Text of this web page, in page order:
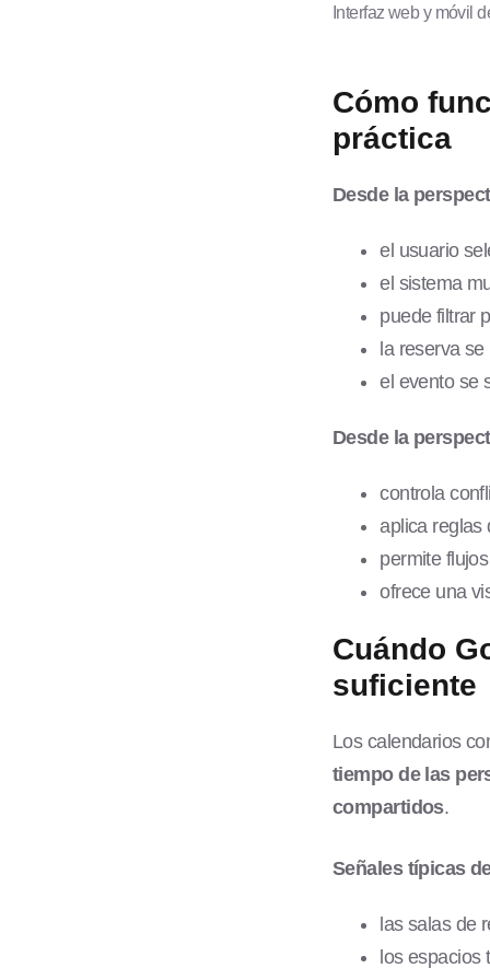
Interfaz web y móvil
Cómo
práctica
Desde la
el usuario
el sistema
puede filtrar
la reserva
el evento se
Desde la
controla
aplica reglas
permite
ofrece una
Cuándo
suficiente
Los calendarios
tiempo de las
compartidos.
Señales típicas
las salas de
los